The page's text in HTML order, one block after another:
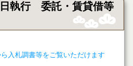
執行 委託・賃貸借等
入札調書等をご覧いただけます